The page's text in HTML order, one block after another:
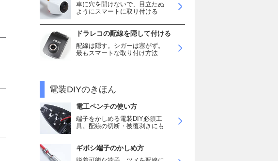
車に穴を開けないで、目立たぬ
ようにスマートに取り付ける
ドラレコの配線を隠して付ける
配線は隠す。シガーは塞がず。
最もスマートな取り付け方法
電装DIYのきほん
電工ペンチの使い方
端子をかしめる電装DIY必須工
具。配線の切断・被覆剥きにも
ギボシ端子のかしめ方